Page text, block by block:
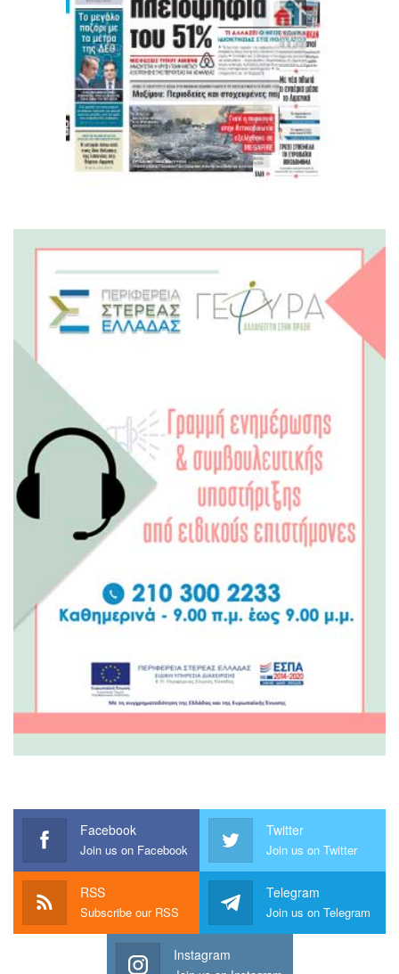
Facebook
Join us on Facebook
Twitter
Join us on Twitter
RSS
Subscribe our RSS
Telegram
Join us on Telegram
Instagram